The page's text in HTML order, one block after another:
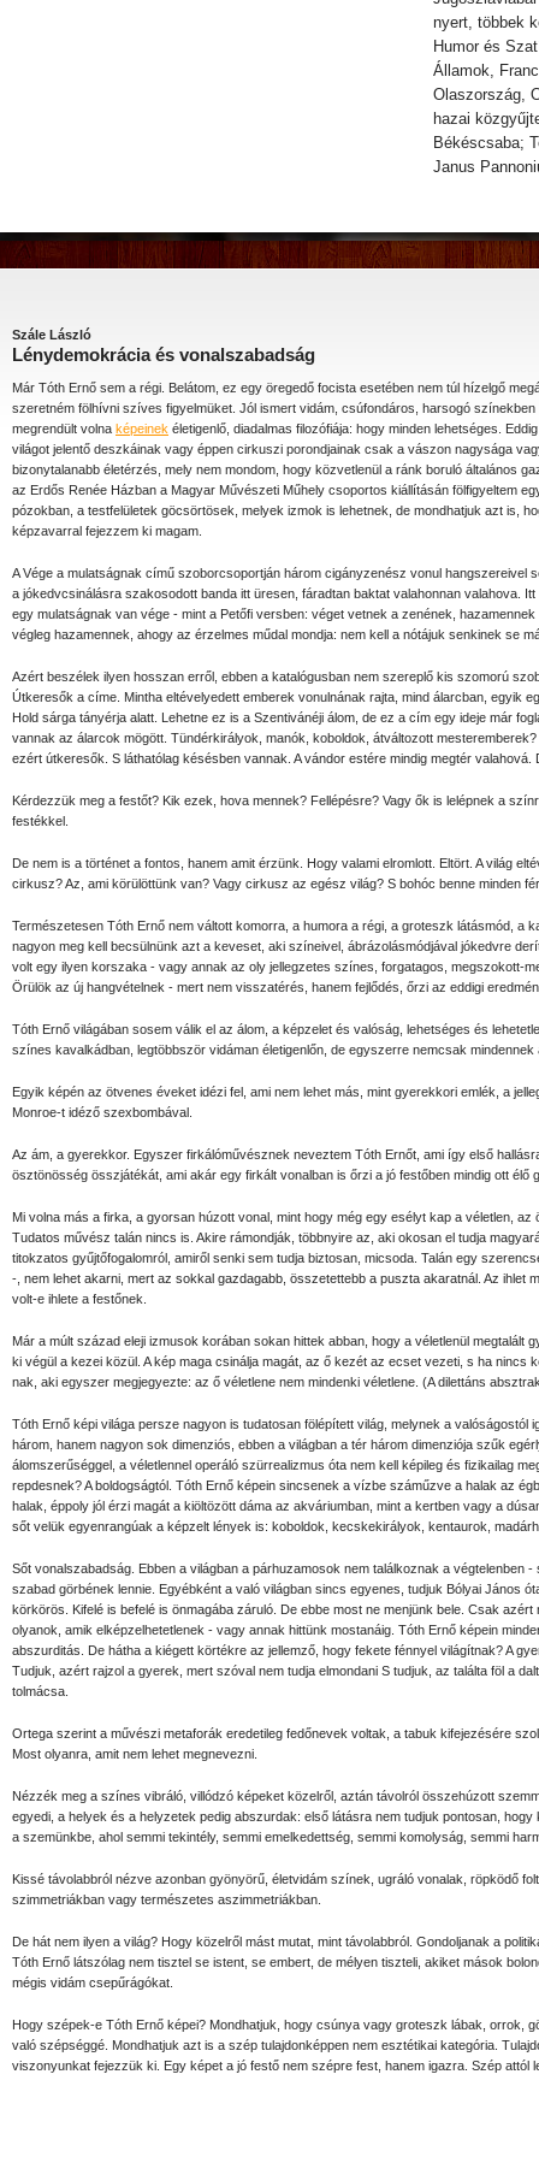
nyert, többek
Humor és
Államok,
Olaszország,
hazai
Békéscsaba;
Janus
Szále László
Lénydemokrácia és vonalszabadság
Már Tóth Ernő sem a régi. Belátom, ez egy öregedő focista esetében nem túl hízelgő
szeretném fölhívni szíves figyelmüket. Jól ismert vidám, csúfondáros, harsogó
megrendült volna képeinek életigenlő, diadalmas filozófiája: hogy minden lehetséges.
világot jelentő deszkáinak vagy éppen cirkuszi porondjainak csak a vászon nagysága
bizonytalanabb életérzés, mely nem mondom, hogy közvetlenül a ránk boruló általános
az Erdős Renée Házban a Magyar Művészeti Műhely csoportos kiállításán fölfigyeltem
pózokban, a testfelületek göcsörtösek, melyek izmok is lehetnek, de mondhatjuk azt is,
képzavarral fejezzem ki magam.
A Vége a mulatságnak című szoborcsoportján három cigányzenész vonul
a jókedvcsinálásra szakosodott banda itt üresen, fáradtan baktat valahonnan valahova.
egy mulatságnak van vége - mint a Petőfi versben: véget vetnek a zenének,
végleg hazamennek, ahogy az érzelmes műdal mondja: nem kell a nótájuk senkinek se
Azért beszélek ilyen hosszan erről, ebben a katalógusban nem szereplő kis szomorú
Útkeresők a címe. Mintha eltévelyedett emberek vonulnának rajta, mind álarcban, egyik
Hold sárga tányérja alatt. Lehetne ez is a Szentivánéji álom, de ez a cím egy ideje már
vannak az álarcok mögött. Tündérkirályok, manók, koboldok, átváltozott
ezért útkeresők. S láthatólag késésben vannak. A vándor estére mindig megtér
Kérdezzük meg a festőt? Kik ezek, hova mennek? Fellépésre? Vagy ők is lelépnek a
festékkel.
De nem is a történet a fontos, hanem amit érzünk. Hogy valami elromlott. Eltört. A világ
cirkusz? Az, ami körülöttünk van? Vagy cirkusz az egész világ? S bohóc benne minden
Természetesen Tóth Ernő nem váltott komorra, a humora a régi, a groteszk látásmód,
nagyon meg kell becsülnünk azt a keveset, aki színeivel, ábrázolásmódjával jókedvre
volt egy ilyen korszaka - vagy annak az oly jellegzetes színes, forgatagos, megszokott-
Örülök az új hangvételnek - mert nem visszatérés, hanem fejlődés, őrzi az eddigi
Tóth Ernő világában sosem válik el az álom, a képzelet és valóság, lehetséges és
színes kavalkádban, legtöbbször vidáman életigenlőn, de egyszerre nemcsak
Egyik képén az ötvenes éveket idézi fel, ami nem lehet más, mint gyerekkori emlék, a
Monroe-t idéző szexbombával.
Az ám, a gyerekkor. Egyszer firkálóművésznek neveztem Tóth Ernőt, ami így első
ösztönösség összjátékát, ami akár egy firkált vonalban is őrzi a jó festőben mindig ott
Mi volna más a firka, a gyorsan húzott vonal, mint hogy még egy esélyt kap a véletlen,
Tudatos művész talán nincs is. Akire rámondják, többnyire az, aki okosan el tudja
titokzatos gyűjtőfogalomról, amiről senki sem tudja biztosan, micsoda. Talán egy
-, nem lehet akarni, mert az sokkal gazdagabb, összetettebb a puszta akaratnál. Az
volt-e ihlete a festőnek.
Már a múlt század eleji izmusok korában sokan hittek abban, hogy a véletlenül
ki végül a kezei közül. A kép maga csinálja magát, az ő kezét az ecset vezeti, s ha
nak, aki egyszer megjegyezte: az ő véletlene nem mindenki véletlene. (A dilettáns
Tóth Ernő képi világa persze nagyon is tudatosan fölépített világ, melynek a
három, hanem nagyon sok dimenziós, ebben a világban a tér három dimenziója szűk
álomszerűséggel, a véletlennel operáló szürrealizmus óta nem kell képileg és fizikailag
repdesnek? A boldogságtól. Tóth Ernő képein sincsenek a vízbe száműzve a halak az
halak, éppoly jól érzi magát a kiöltözött dáma az akváriumban, mint a kertben vagy a
sőt velük egyenrangúak a képzelt lények is: koboldok, kecskekirályok, kentaurok,
Sőt vonalszabadság. Ebben a világban a párhuzamosok nem találkoznak a
szabad görbének lennie. Egyébként a való világban sincs egyenes, tudjuk Bólyai János
körkörös. Kifelé is befelé is önmagába záruló. De ebbe most ne menjünk bele. Csak
olyanok, amik elképzelhetetlenek - vagy annak hittünk mostanáig. Tóth Ernő képein
abszurditás. De hátha a kiégett körtékre az jellemző, hogy fekete fénnyel világítnak? A
Tudjuk, azért rajzol a gyerek, mert szóval nem tudja elmondani S tudjuk, az találta föl a
tolmácsa.
Ortega szerint a művészi metaforák eredetileg fedőnevek voltak, a tabuk kifejezésére
Most olyanra, amit nem lehet megnevezni.
Nézzék meg a színes vibráló, villódzó képeket közelről, aztán távolról összehúzott
egyedi, a helyek és a helyzetek pedig abszurdak: első látásra nem tudjuk pontosan,
a szemünkbe, ahol semmi tekintély, semmi emelkedettség, semmi komolyság, semmi
Kissé távolabbról nézve azonban gyönyörű, életvidám színek, ugráló vonalak, röpködő
szimmetriákban vagy természetes aszimmetriákban.
De hát nem ilyen a világ? Hogy közelről mást mutat, mint távolabbról. Gondoljanak a
Tóth Ernő látszólag nem tisztel se istent, se embert, de mélyen tiszteli, akiket mások
mégis vidám csepűrágókat.
Hogy szépek-e Tóth Ernő képei? Mondhatjuk, hogy csúnya vagy groteszk lábak, orrok,
való szépséggé. Mondhatjuk azt is a szép tulajdonképpen nem esztétikai kategória.
viszonyunkat fejezzük ki. Egy képet a jó festő nem szépre fest, hanem igazra. Szép attól